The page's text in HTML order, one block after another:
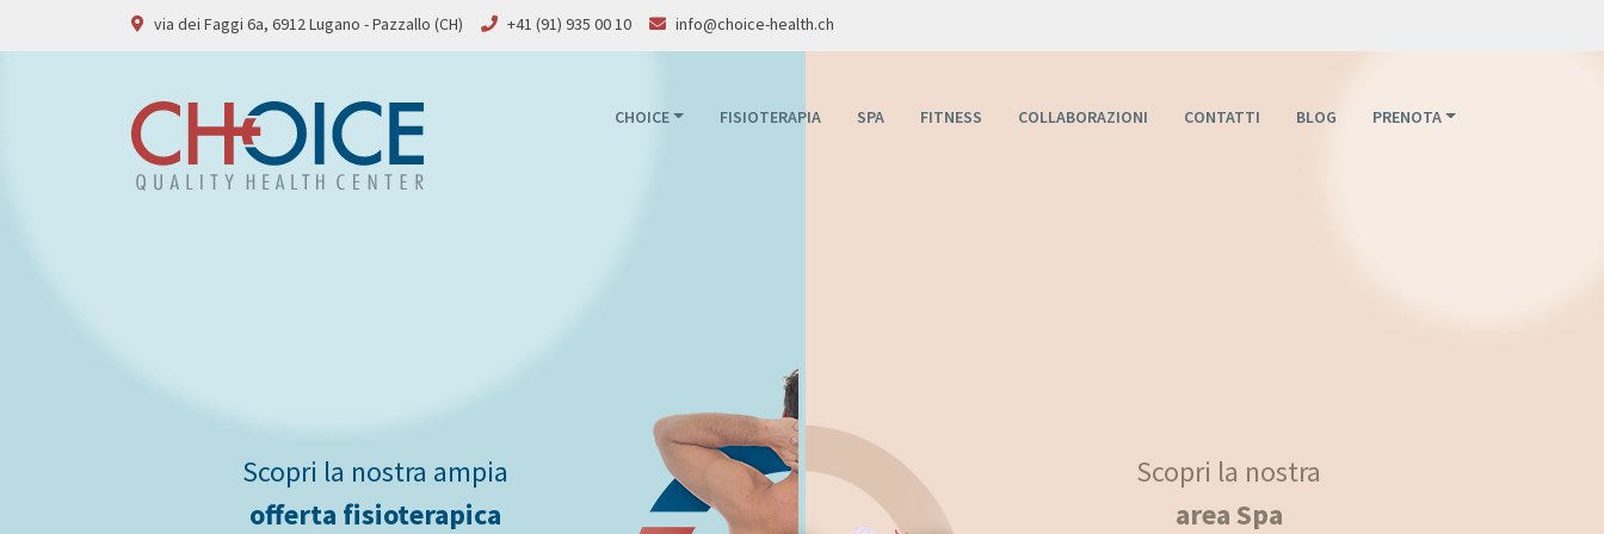
via dei Faggi 6a, 6912 Lugano - Pazzallo (CH) +41 (91) 935 00 10 info@choice-health.ch
CHOICE FISIOTERAPIA SPA FITNESS COLLABORAZIONI CONTATTI BLOG PRENOTA
Scopri la nostra ampia
offerta fisioterapica
Scopri la nostra
area Spa
Scopri la nostra ampia
offerta fisioterapica
Scopri la nostra
area Spa